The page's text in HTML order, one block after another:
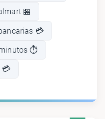
🏪
💳
⏱️
💳